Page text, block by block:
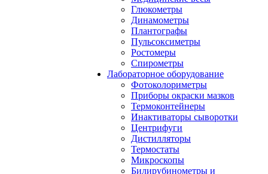
Глюкометры
Динамометры
Плантографы
Пульсоксиметры
Ростомеры
Спирометры
Лабораторное оборудование
Фотоколориметры
Приборы окраски мазков
Термоконтейнеры
Инактиваторы сыворотки
Центрифуги
Дистилляторы
Термостаты
Микроскопы
Билирубинометры и